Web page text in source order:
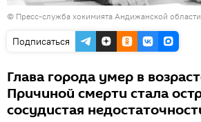
© Пресс-служба хокимията Андижанской области
Подписаться
Глава города умер в
Причиной смерти стала
сосудистая